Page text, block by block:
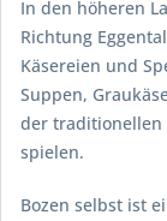
In den höheren
Richtung
Käsereien und
Suppen,
der traditionellen
spielen.
Bozen selbst ist